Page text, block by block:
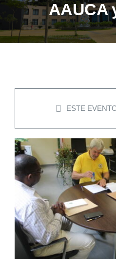
FORMACIÓN
ADMISIÓN
DOCUMENTOS
CONTÁCTENOS
ACCESOS DIRECTOS
AAUCA
ESTE